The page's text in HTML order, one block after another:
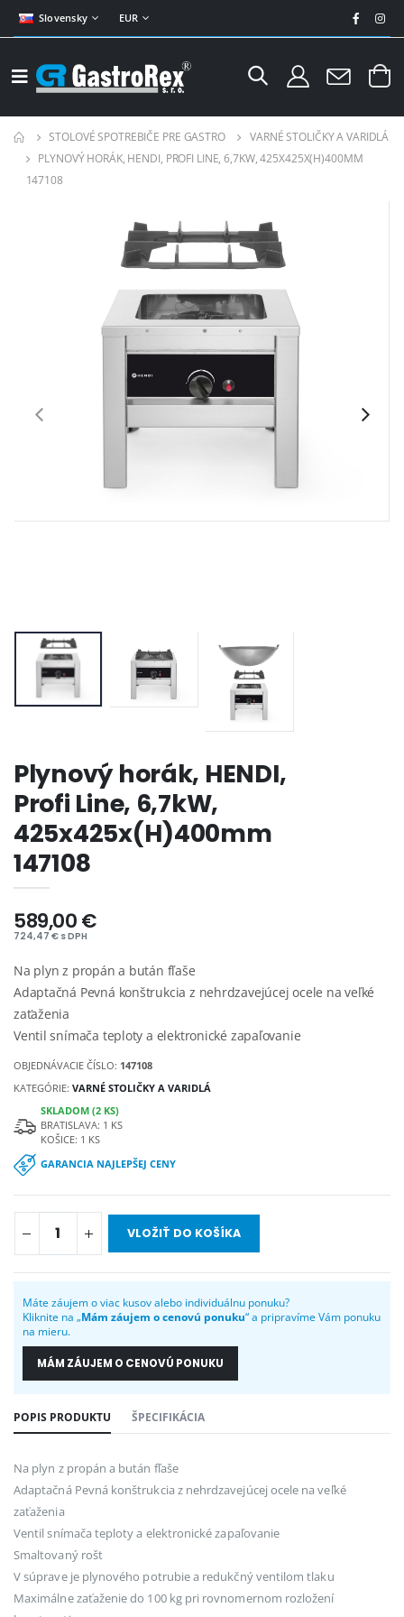
Slovensky EUR
STOLOVÉ SPOTREBIČE PRE GASTRO
VARNÉ STOLIČKY A VARIDLÁ
PLYNOVÝ HORÁK, HENDI, PROFI LINE, 6,7KW, 425X425X(H)400MM
147108
Plynový horák, HENDI,
Profi Line, 6,7kW,
425x425x(H)400mm
147108
589,00 €
724,47 € s DPH
Na plyn z propán a bután fľaše
Adaptačná Pevná konštrukcia z nehrdzavejúcej ocele na veľké
zaťaženia
Ventil snímača teploty a elektronické zapaľovanie
OBJEDNÁVACIE ČÍSLO: 147108
KATEGÓRIE:VARNÉ STOLIČKY A VARIDLÁ
SKLADOM (2 KS)
BRATISLAVA: 1 KS
KOŠICE: 1 KS
GARANCIA NAJLEPŠEJ CENY
VLOŽIŤ DO KOŠÍKA
Máte záujem o viac kusov alebo individuálnu ponuku?
Kliknite na „Mám záujem o cenovú ponuku“ a pripravíme Vám ponuku
na mieru.
MÁM ZÁUJEM O CENOVÚ PONUKU
POPIS PRODUKTU ŠPECIFIKÁCIA
Na plyn z propán a bután fľaše
Adaptačná Pevná konštrukcia z nehrdzavejúcej ocele na veľké
zaťaženia
Ventil snímača teploty a elektronické zapaľovanie
Smaltovaný rošt
V súprave je plynového potrubie a redukčný ventilom tlaku
Maximálne zaťaženie do 100 kg pri rovnomernom rozložení